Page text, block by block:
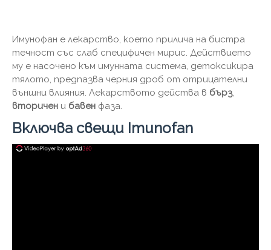
Имунофан е лекарство, което прилича на бистра
течност със слаб специфичен мирис. Действието
му е насочено към имунната система, детоксикира
тялото, предпазва черния дроб от отрицателни
външни влияния. Лекарството действа в бърз,
вторичен и бавен фаза.
Включва свещи Imunofan